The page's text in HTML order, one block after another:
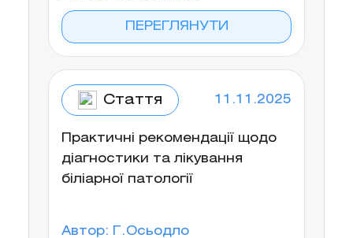
ПЕРЕГЛЯНУТИ
Стаття 11.11.2025
Практичні рекомендації щодо
діагностики та лікування
біліарної патології
Автор: Г. Осьодло